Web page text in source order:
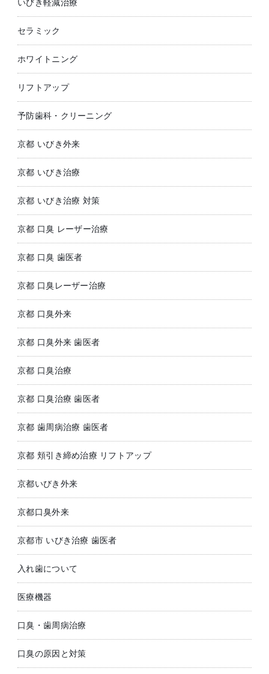
いびき軽減治療
セラミック
ホワイトニング
リフトアップ
予防歯科・クリーニング
京都 いびき外来
京都 いびき治療
京都 いびき治療 対策
京都 口臭 レーザー治療
京都 口臭 歯医者
京都 口臭レーザー治療
京都 口臭外来
京都 口臭外来 歯医者
京都 口臭治療
京都 口臭治療 歯医者
京都 歯周病治療 歯医者
京都 頬引き締め治療 リフトアップ
京都いびき外来
京都口臭外来
京都市 いびき治療 歯医者
入れ歯について
医療機器
口臭・歯周病治療
口臭の原因と対策